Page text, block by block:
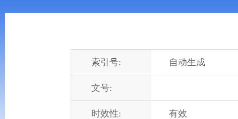
索引号: 自动生成
文号:
时效性: 有效